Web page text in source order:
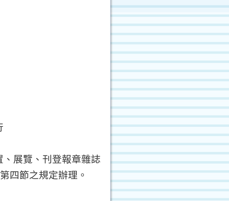
展覽、刊登報章雜誌
四節之規定辦理。